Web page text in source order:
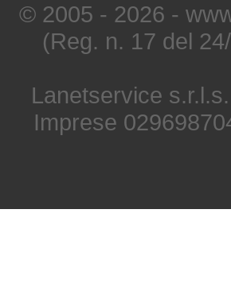
© 2005 - 2026 -
(Reg. n. 17 del
Lanetservice
Imprese